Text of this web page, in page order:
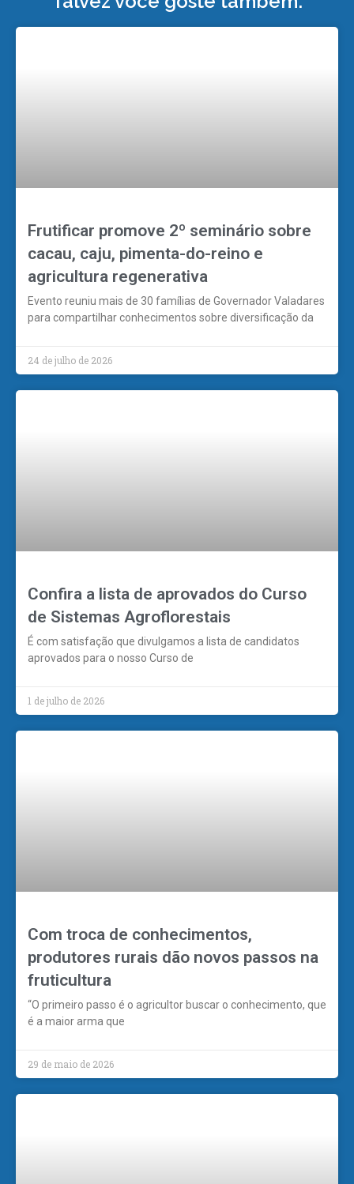
Frutificar promove 2º seminário sobre
cacau, caju, pimenta-do-reino e
agricultura regenerativa
Evento reuniu mais de 30 famílias de Governador Valadares
para compartilhar conhecimentos sobre diversificação da
24 de julho de 2026
Confira a lista de aprovados do Curso
de Sistemas Agroflorestais
É com satisfação que divulgamos a lista de candidatos
aprovados para o nosso Curso de
1 de julho de 2026
Com troca de conhecimentos,
produtores rurais dão novos passos na
fruticultura
“O primeiro passo é o agricultor buscar o conhecimento, que
é a maior arma que
29 de maio de 2026